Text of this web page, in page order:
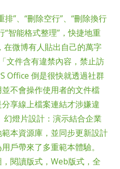
”、“刪除空行”、“刪除換行
“智能格式整理”，快捷地重
在微博有人貼出自己的萬字
文件含有違禁內容，禁止訪
Office 倒是很快就透過社群
不會操作使用者的文件檔
享線上檔案連結才涉嫌違
幻燈片設計：演示結合企業
本資源庫，並同步更新設計
戶帶來了多重範本體驗。
閱讀版式，Web版式，全